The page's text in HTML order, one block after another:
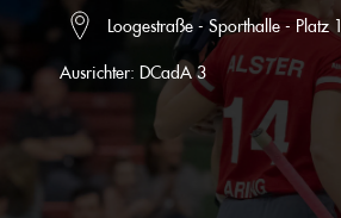
Loogestraße - Sporthalle - Platz 1
Ausrichter: DCadA 3